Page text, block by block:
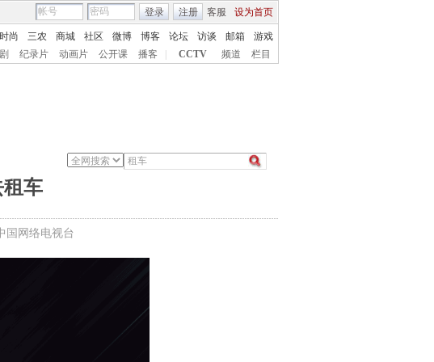
客服 设为首页
登录 注册
时尚 三农 商城 社区 微博 博客 论坛 访谈 邮箱
游戏
纪录片 动画片 公开课 播客 CCTV 频道 栏目
车
国网络电视台